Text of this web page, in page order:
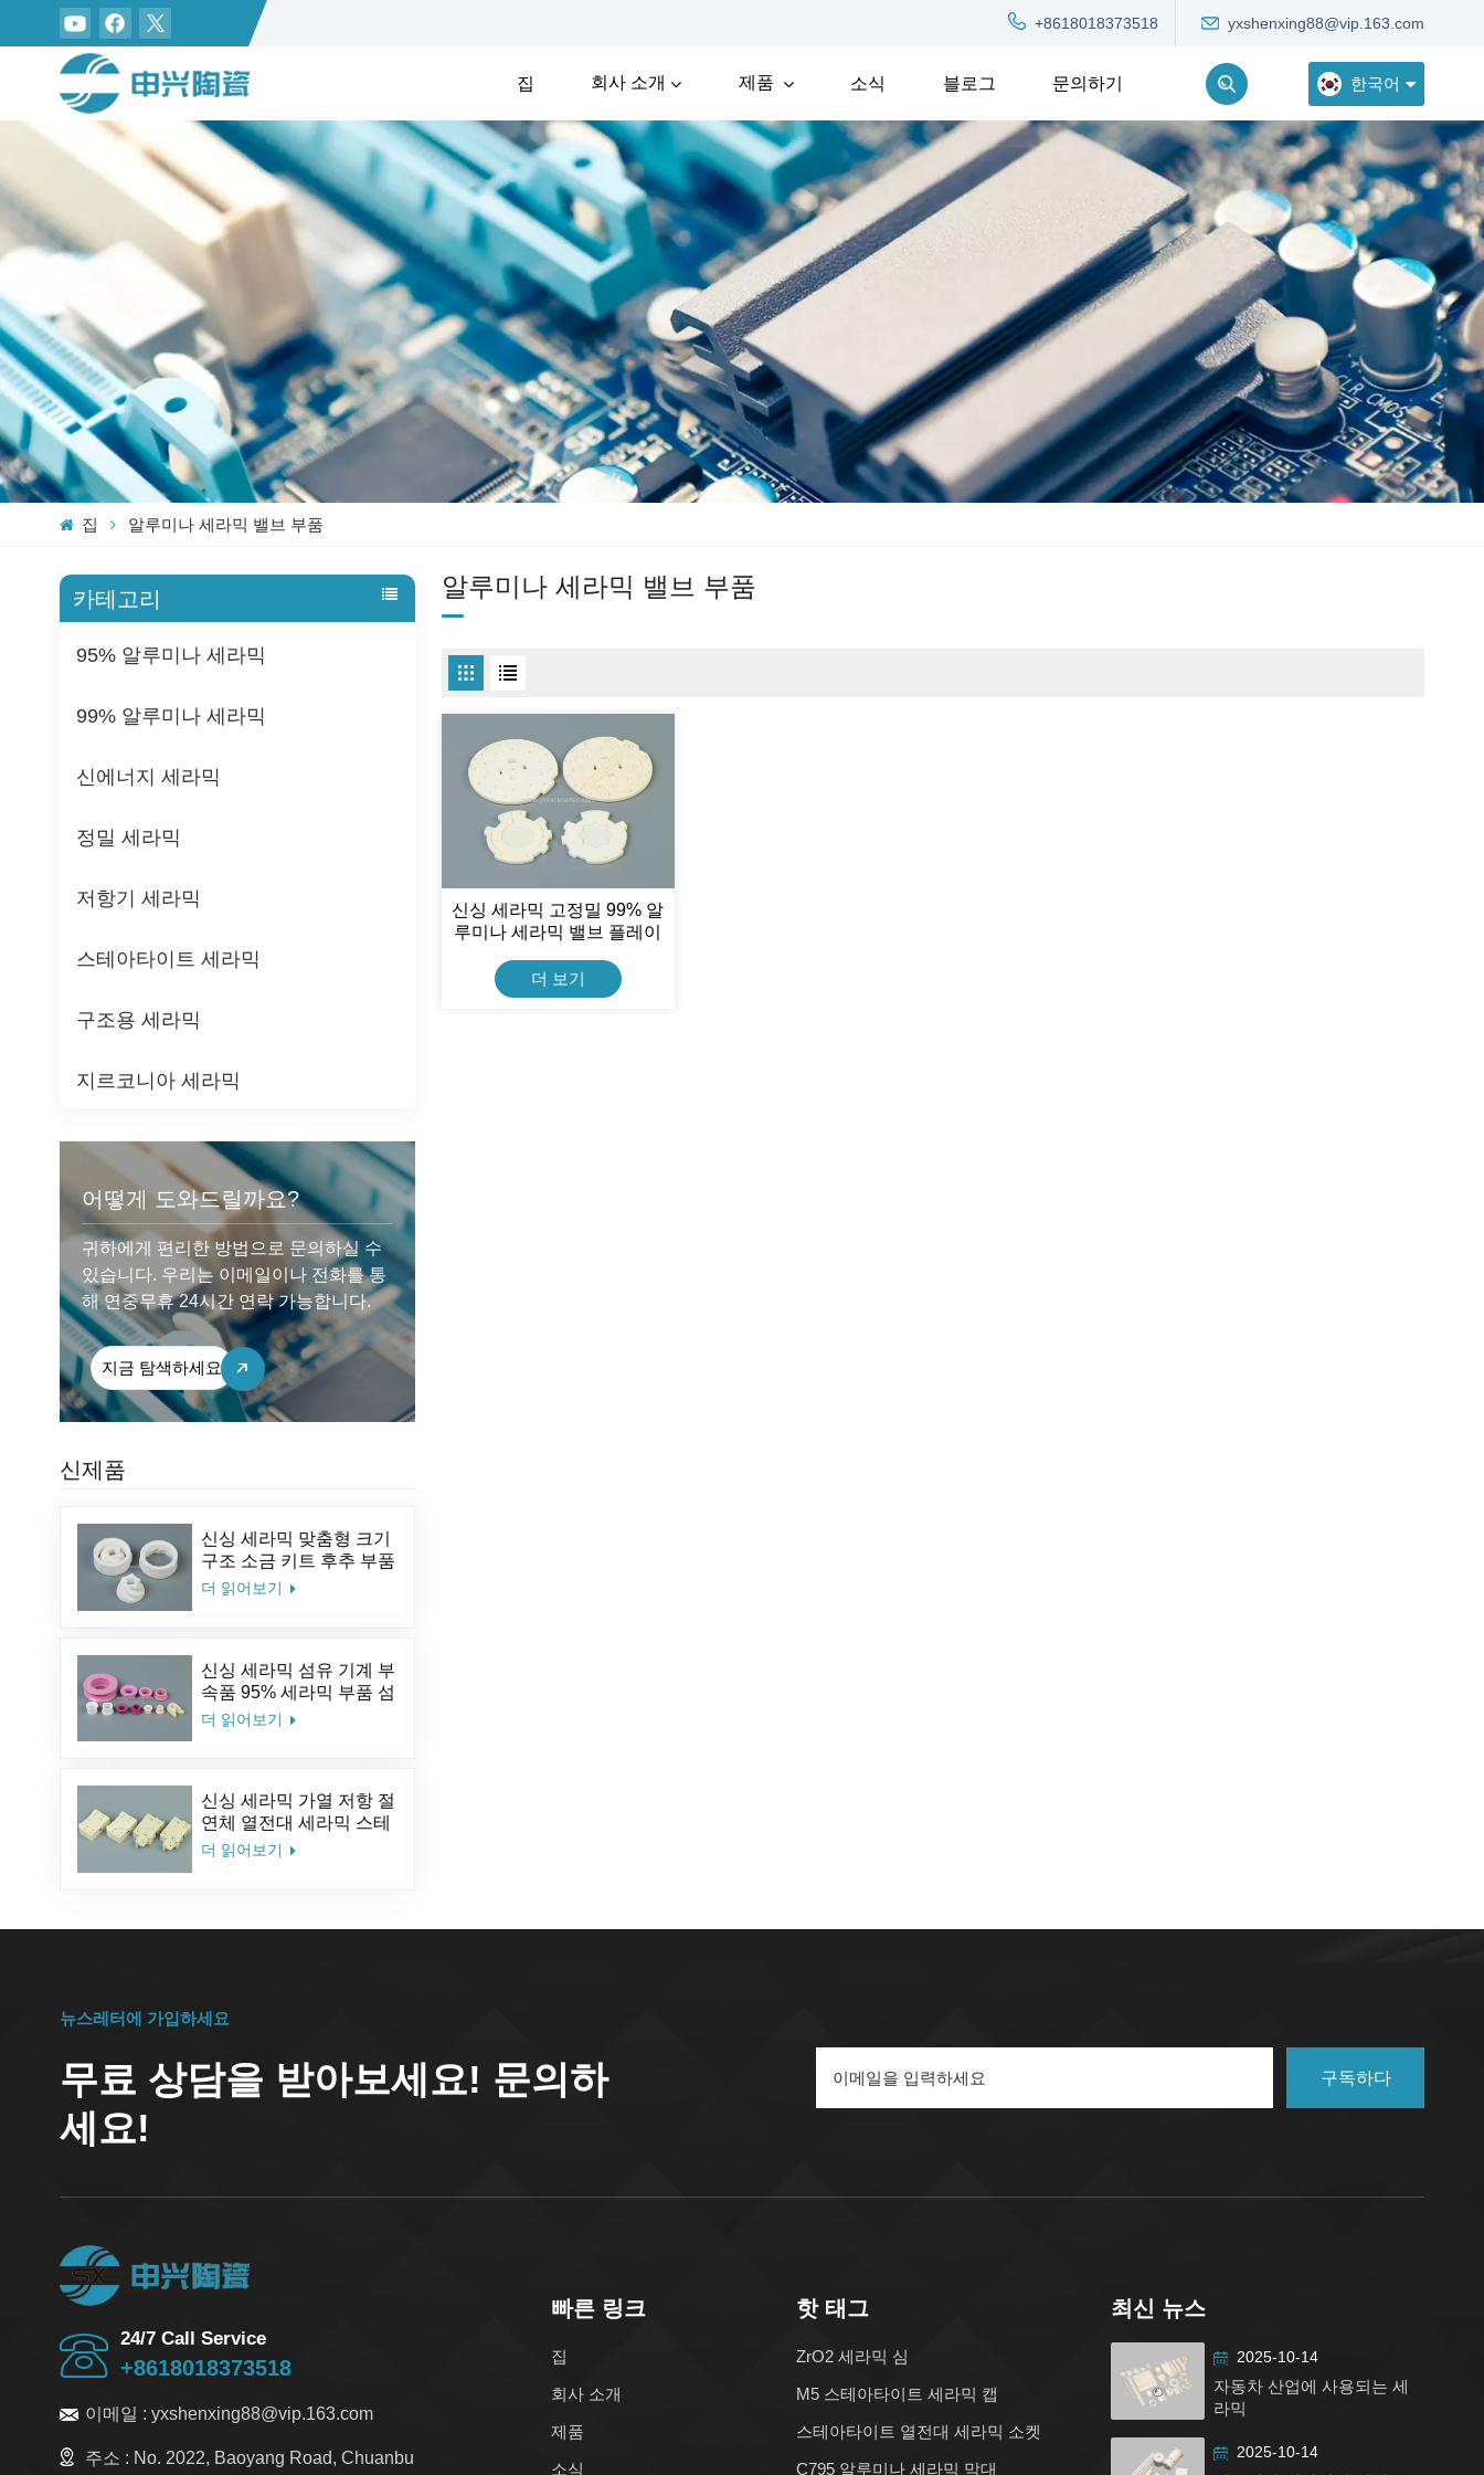
+8618018373518 yxshenxing88@vip.163.com
집 회사 소개 제품 소식 블로그 문의하기 한국어
English
Deutsch
Русский
한국어
Türkçe
집 알루미나 세라믹 밸브 부품
카테고리
95% 알루미나 세라믹
99% 알루미나 세라믹
신에너지 세라믹
정밀 세라믹
저항기 세라믹
스테아타이트 세라믹
구조용 세라믹
지르코니아 세라믹
어떻게 도와드릴까요?
귀하에게 편리한 방법으로 문의하실 수
있습니다. 우리는 이메일이나 전화를 통
해 연중무휴 24시간 연락 가능합니다.
지금 탐색하세요
신제품
신싱 세라믹 맞춤형 크기
구조 소금 키트 후추 부품
알루미나 커피 세라믹 밀
더 읽어보기
신싱 세라믹 섬유 기계 부
속품 95% 세라믹 부품 섬
유 세라믹 아이릿 알루미
더 읽어보기
신싱 세라믹 가열 저항 절
연체 열전대 세라믹 스테
아타이트 세라믹 소켓
더 읽어보기
알루미나 세라믹 밸브 부품
신싱 세라믹 고정밀 99% 알
루미나 세라믹 밸브 플레이
더 보기
뉴스레터에 가입하세요
무료 상담을 받아보세요! 문의하
세요!
구독하다
24/7 Call Service
+8618018373518
이메일 :yxshenxing88@vip.163.com
주소 : No. 2022, Baoyang Road, Chuanbu
빠른 링크
집
회사 소개
제품
소식
핫 태그
ZrO2 세라믹 심
M5 스테아타이트 세라믹 캡
스테아타이트 열전대 세라믹 소켓
C795 알루미나 세라믹 막대
최신 뉴스
2025-10-14
자동차 산업에 사용되는 세
라믹
2025-10-14